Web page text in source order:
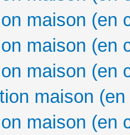
maison (en
maison (en
maison (en
maison
maison (en